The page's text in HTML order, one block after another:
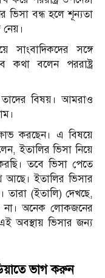
বন্ধ হলে শূন্যতা
সাংবাদিকদের সঙ্গে
বলেন পররাষ্ট্র
তাদের বিষয়। আমরাও
করছেন। এ বিষয়ে
ইতালির ভিসা নিয়ে
তবে ভিসা পেতে
আছে। ইতালির ভিসার
(ইতালি) দেখছে,
অনেক লোকজনের
অবস্থায় ভিসার জন্য
ভাগ করুন